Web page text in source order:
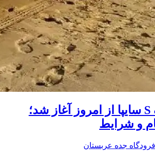
فروش کوییک S سایپا از امروز آغاز شد؛
و شرایط